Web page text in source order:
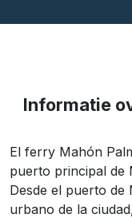
Informatie
El ferry Mahón
puerto principal de
Desde el puerto
urbano de la